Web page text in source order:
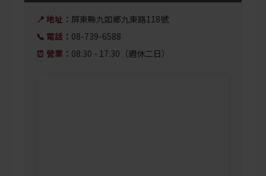
📍 地址： 屏東縣九如鄉九東路118號
📞 電話： 08-739-6588
⏰ 營業： 08:30 - 17:30（週休二日）